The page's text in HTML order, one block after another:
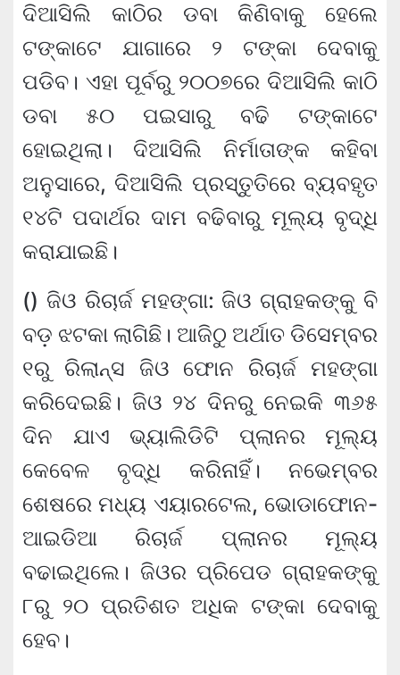
ଦିଆସିଲି କାଠିର ଡବା କିଣିବାକୁ ହେଲେ
ଟଙ୍କାଟେ ଯାଗାରେ ୨ ଟଙ୍କା ଦେବାକୁ
ପଡିବ। ଏହା ପୂର୍ବରୁ ୨୦୦୭ରେ ଦିଆସିଲି କାଠି
ଡବା ୫୦ ପଇସାରୁ ବଢି ଟଙ୍କାଟେ
ହୋଇଥିଲା। ଦିଆସିଲି ନିର୍ମାତାଙ୍କ କହିବା
ଅନୁସାରେ, ଦିଆସିଲି ପ୍ରସ୍ତୁତିରେ ବ୍ୟବହୃତ
୧୪ଟି ପଦାର୍ଥର ଦାମ ବଢିବାରୁ ମୂଲ୍ୟ ବୃଦ୍ଧି
କରାଯାଇଛି।
() ଜିଓ ରିଚାର୍ଜ ମହଙ୍ଗା: ଜିଓ ଗ୍ରାହକଙ୍କୁ ବି
ବଡ଼ ଝଟକା ଲାଗିଛି। ଆଜିଠୁ ଅର୍ଥାତ ଡିସେମ୍ବର
୧ରୁ ରିଲାନ୍ସ ଜିଓ ଫୋନ ରିଚାର୍ଜ ମହଙ୍ଗା
କରିଦେଇଛି। ଜିଓ ୨୪ ଦିନରୁ ନେଇକି ୩୬୫
ଦିନ ଯାଏ ଭ୍ୟାଲିଡିଟି ପ୍ଲାନର ମୂଲ୍ୟ
କେବେଳ ବୃଦ୍ଧି କରିନାହିଁ। ନଭେମ୍ବର
ଶେଷରେ ମଧ୍ୟ ଏୟାରଟେଲ, ଭୋଡାଫୋନ-
ଆଇଡିଆ ରିଚାର୍ଜ ପ୍ଲାନର ମୂଲ୍ୟ
ବଢାଇଥିଲେ। ଜିଓର ପ୍ରିପେଡ ଗ୍ରାହକଙ୍କୁ
୮ରୁ ୨୦ ପ୍ରତିଶତ ଅଧିକ ଟଙ୍କା ଦେବାକୁ
ହେବ।